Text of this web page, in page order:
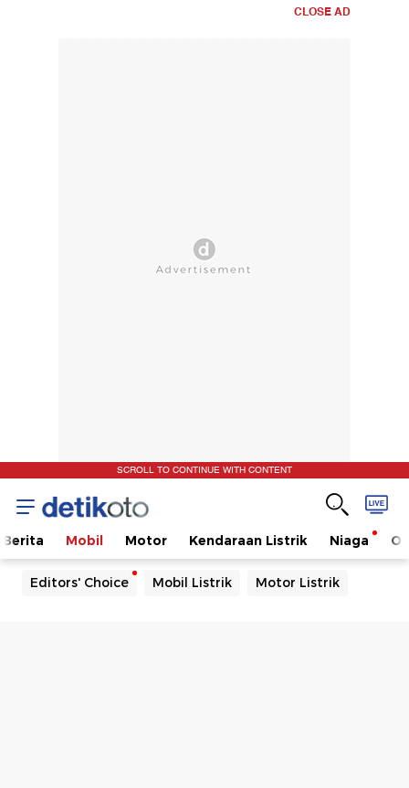
CLOSE AD
SCROLL TO CONTINUE WITH CONTENT
Berita Mobil Motor Kendaraan Listrik Niaga
Editors' Choice Mobil Listrik Motor Listrik